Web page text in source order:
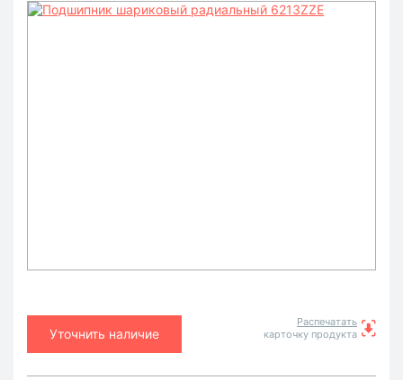
Уточнить наличие
Распечатать
карточку продукта